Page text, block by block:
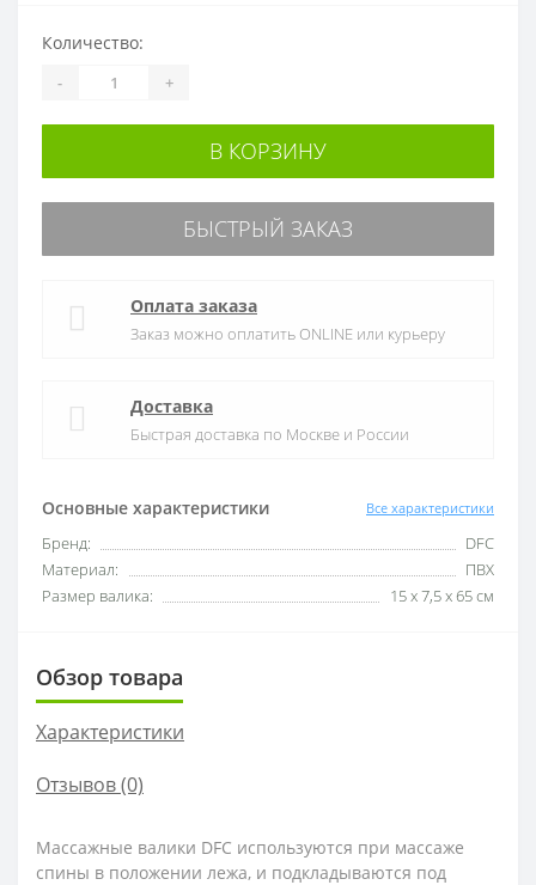
Основные характеристики Все характеристики
Бренд:
DFC
Материал:
ПВХ
Размер валика:
15 х 7,5 х 65 см
Количество:
- +
В КОРЗИНУ
БЫСТРЫЙ ЗАКАЗ
Оплата заказа
Заказ можно оплатить ONLINE или курьеру
Доставка
Быстрая доставка по Москве и России
Обзор товара
Характеристики
Отзывов (0)
Массажные валики DFC используются при массаже
спины в положении лежа, и подкладываются под